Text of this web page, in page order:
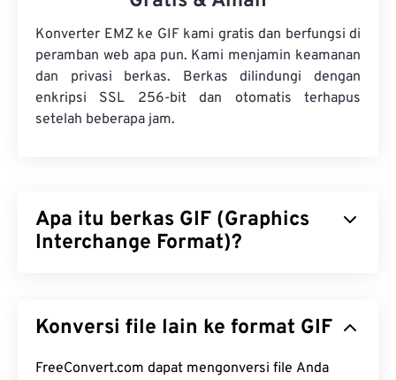
Konverter EMZ ke GIF kami gratis dan berfungsi di
peramban web apa pun. Kami menjamin keamanan
dan privasi berkas. Berkas dilindungi dengan
enkripsi SSL 256-bit dan otomatis terhapus
setelah beberapa jam.
Apa itu berkas GIF (Graphics
Interchange Format)?
untuk membentuk gambar sederhana
format berkasBMPyang tidak terkompresi, GIF
Konversi file lain ke format GIF
FreeConvert.com dapat mengonversi file Anda